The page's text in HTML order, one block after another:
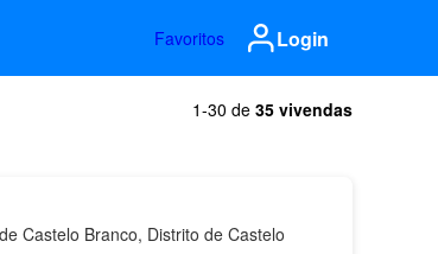
Favoritos Login
1-30 de 35 vivendas
Castelo Branco, Distrito de Castelo